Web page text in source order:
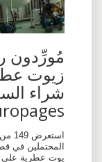
مُورِّدون
زيوت
شراء
المحتملين في